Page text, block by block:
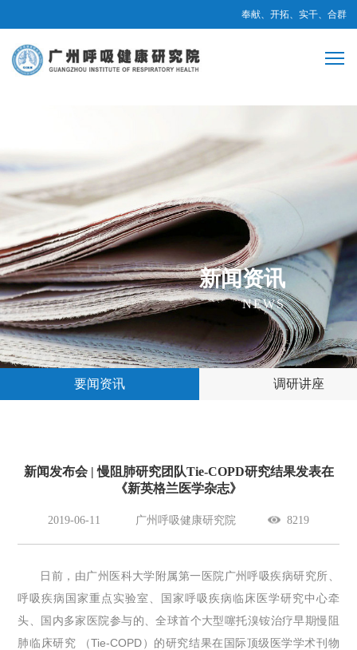
奉献、开拓、实干、合群
新闻资讯
NEWS
要闻资讯 调研讲座
新闻发布会 | 慢阻肺研究团队Tie-COPD研究结果发表在
《新英格兰医学杂志》
2019-06-11 广州呼吸健康研究院 8219
日前，由广州医科大学附属第一医院广州呼吸疾病研究所、
呼吸疾病国家重点实验室、国家呼吸疾病临床医学研究中心牵
头、国内多家医院参与的、全球首个大型噻托溴铵治疗早期慢阻
肺临床研究 （Tie-COPD）的研究结果在国际顶级医学学术刊物